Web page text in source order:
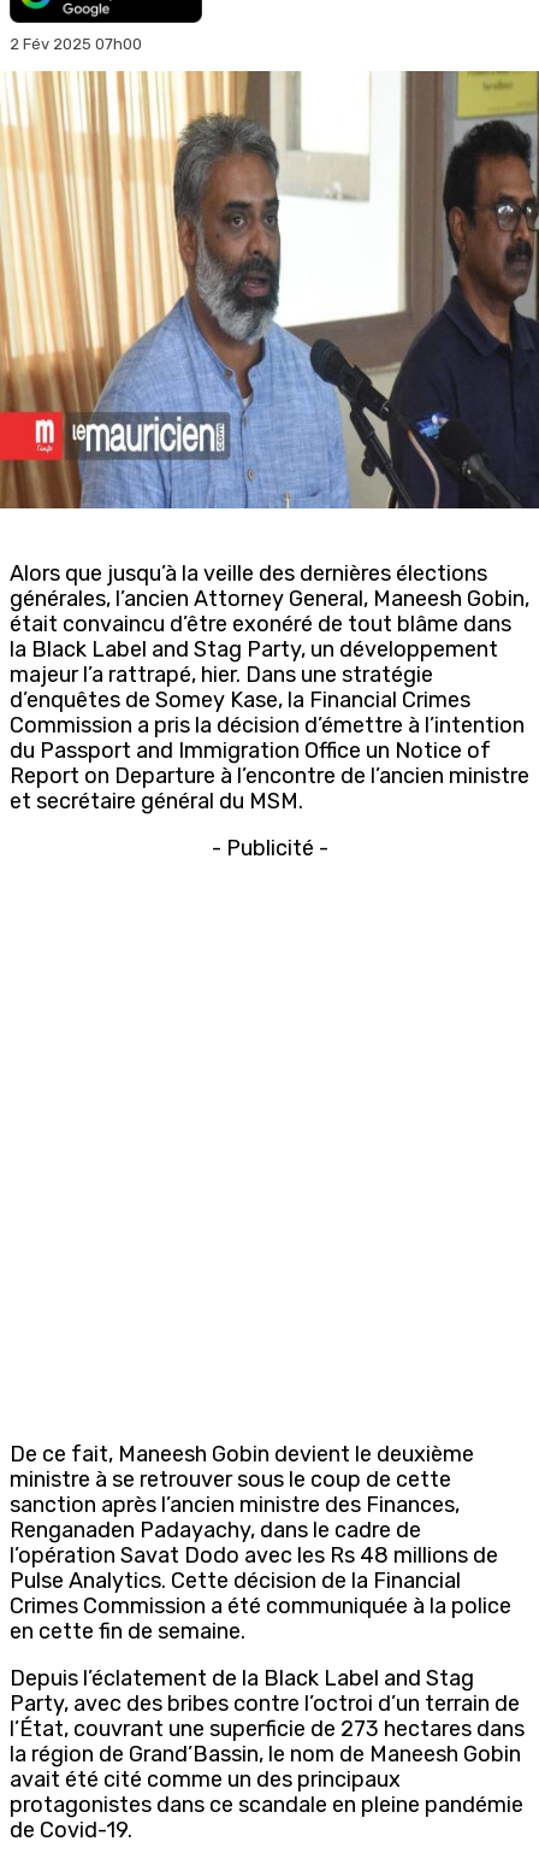
2 Fév 2025 07h00
Alors que jusqu’à la veille des dernières élections
générales, l’ancien Attorney General, Maneesh Gobin,
était convaincu d’être exonéré de tout blâme dans
la Black Label and Stag Party, un développement
majeur l’a rattrapé, hier. Dans une stratégie
d’enquêtes de Somey Kase, la Financial Crimes
Commission a pris la décision d’émettre à l’intention
du Passport and Immigration Office un Notice of
Report on Departure à l’encontre de l’ancien ministre
et secrétaire général du MSM.
- Publicité -
De ce fait, Maneesh Gobin devient le deuxième
ministre à se retrouver sous le coup de cette
sanction après l’ancien ministre des Finances,
Renganaden Padayachy, dans le cadre de
l’opération Savat Dodo avec les Rs 48 millions de
Pulse Analytics. Cette décision de la Financial
Crimes Commission a été communiquée à la police
en cette fin de semaine.
Depuis l’éclatement de la Black Label and Stag
Party, avec des bribes contre l’octroi d’un terrain de
l’État, couvrant une superficie de 273 hectares dans
la région de Grand’Bassin, le nom de Maneesh Gobin
avait été cité comme un des principaux
protagonistes dans ce scandale en pleine pandémie
de Covid-19.